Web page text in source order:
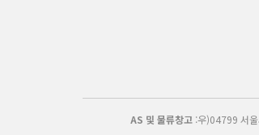
AS 및 물류창고:우)04799 서울